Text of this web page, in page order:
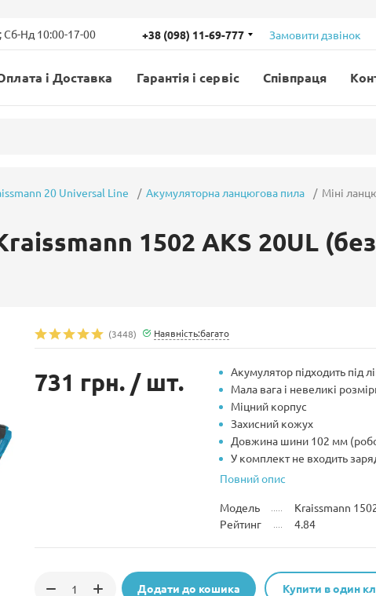
Сб-Нд 10:00-17-00 +38 (098) 11-69-777 Замовити дзвінок
і Доставка Гарантія і сервіс Співпраця
20 Universal Line Акумуляторна ланцюгова пила
Міні
1502 AKS 20UL
(3448) Наявність:багато
731 грн. / шт.
Акумулятор підходить під
Мала вага і невеликі
Міцний корпус
Захисний кожух
Довжина шини 102 мм
У комплект не входить
Повний опис
Модель
Kraissmann
Рейтинг
4.84
Додати до кошика Купити в один